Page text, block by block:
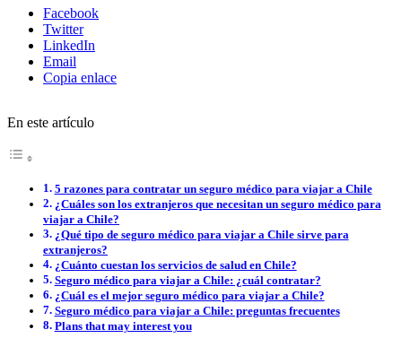
Facebook
Twitter
LinkedIn
Email
Copia enlace
En este artículo
5 razones para contratar un seguro médico para viajar a Chile
¿Cuáles son los extranjeros que necesitan un seguro médico para
viajar a Chile?
¿Qué tipo de seguro médico para viajar a Chile sirve para
extranjeros?
¿Cuánto cuestan los servicios de salud en Chile?
Seguro médico para viajar a Chile: ¿cuál contratar?
¿Cuál es el mejor seguro médico para viajar a Chile?
Seguro médico para viajar a Chile: preguntas frecuentes
Plans that may interest you